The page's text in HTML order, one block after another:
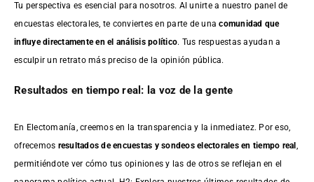
Tu perspectiva es esencial para nosotros. Al unirte a nuestro panel de
encuestas electorales, te conviertes en parte de unacomunidad que
influye directamente en el análisis político. Tus respuestas ayudan a
esculpir un retrato más preciso de la opinión pública.
Resultados en tiempo real: la voz de la gente
En Electomanía, creemos en la transparencia y la inmediatez. Por eso,
ofrecemos resultados deencuestas y sondeos electorales en tiempo real
permitiéndote ver cómo tus opiniones y las de otros se reflejan en el